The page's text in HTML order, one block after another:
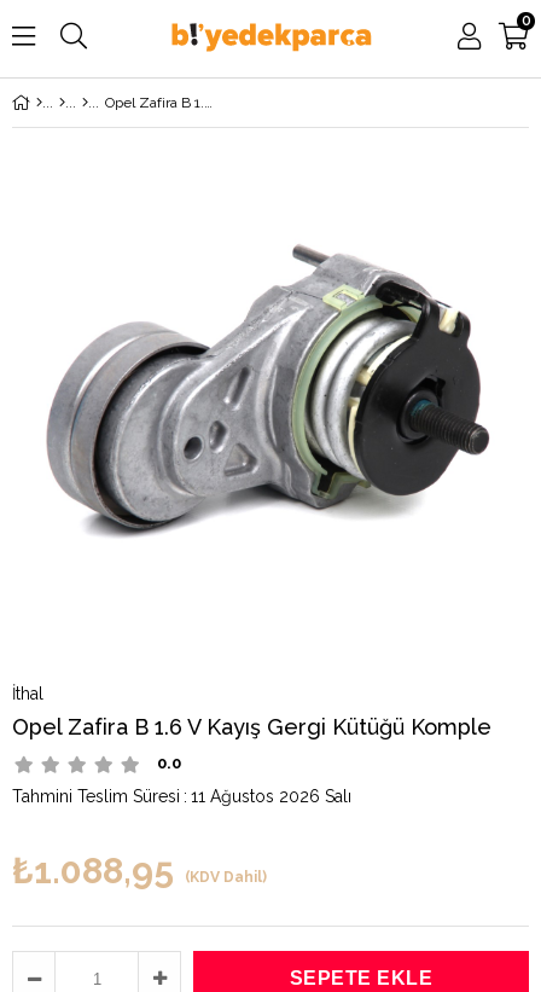
0
Opel Zafira B 1.6 V Kayış Gergi Kütüğü Komple
İthal
Opel Zafira B 1.6 V Kayış Gergi Kütüğü Komple
0.0
Tahmini Teslim Süresi : 11 Ağustos 2026 Salı
₺1.088,95 (KDV Dahil)